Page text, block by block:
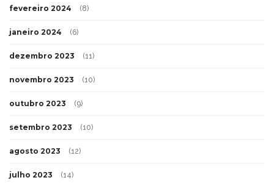
fevereiro 2024 (8)
janeiro 2024 (6)
dezembro 2023 (11)
novembro 2023 (10)
outubro 2023 (9)
setembro 2023 (10)
agosto 2023 (12)
julho 2023 (14)